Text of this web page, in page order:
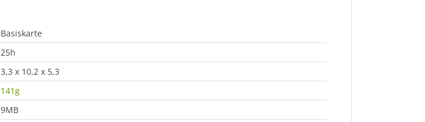
Basiskarte
25h
3,3 x 10,2 x 5,3
141g
9MB